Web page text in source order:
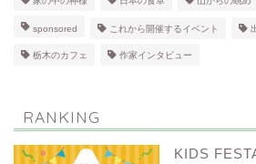
sponsored これから開催するイベント
栃木のカフェ 作家インタビュー
RANKING
KIDS